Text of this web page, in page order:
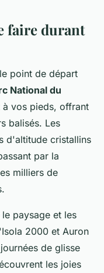
faire durant
point de départ
National du
à vos pieds, offrant
balisés. Les
d'altitude cristallins
par la
milliers de
paysage et les
2000 et Auron
de glisse
les joies